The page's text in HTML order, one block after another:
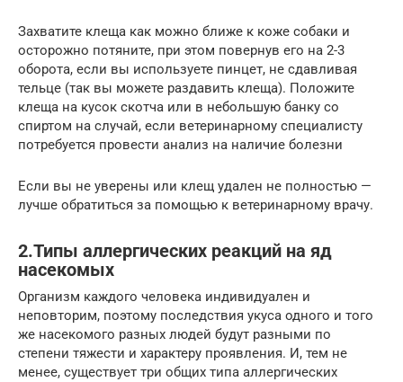
Захватите клеща как можно ближе к коже собаки и
осторожно потяните, при этом повернув его на 2-3
оборота, если вы используете пинцет, не сдавливая
тельце (так вы можете раздавить клеща). Положите
клеща на кусок скотча или в небольшую банку со
спиртом на случай, если ветеринарному специалисту
потребуется провести анализ на наличие болезни
Если вы не уверены или клещ удален не полностью —
лучше обратиться за помощью к ветеринарному врачу.
2.Типы аллергических реакций на яд
насекомых
Организм каждого человека индивидуален и
неповторим, поэтому последствия укуса одного и того
же насекомого разных людей будут разными по
степени тяжести и характеру проявления. И, тем не
менее, существует три общих типа аллергических